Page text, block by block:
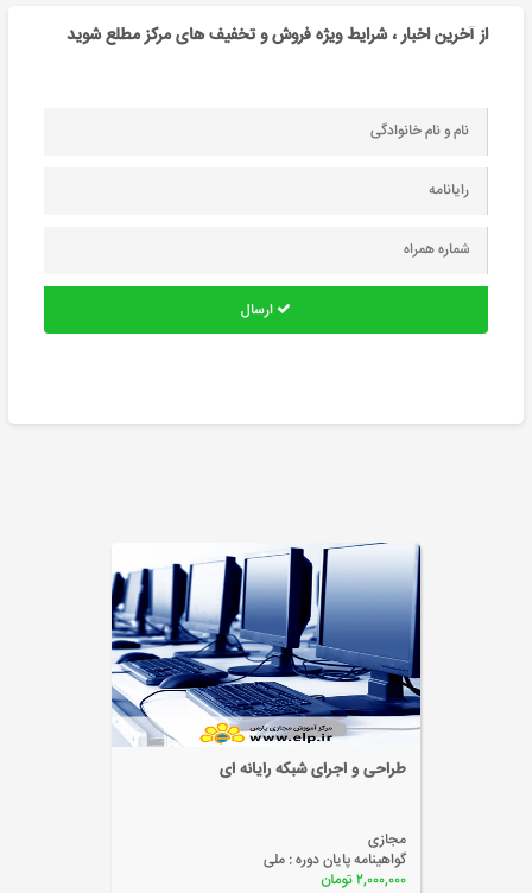
از آخرین اخبار ، شرایط ویژه فروش و تخفیف های مرکز مطلع شوید
ارسال
کاربری عمومی و اپراتور رایانه
مجازی
گواهینامه پایان دوره : ملی
۲,۰۰۰,۰۰۰ تومان